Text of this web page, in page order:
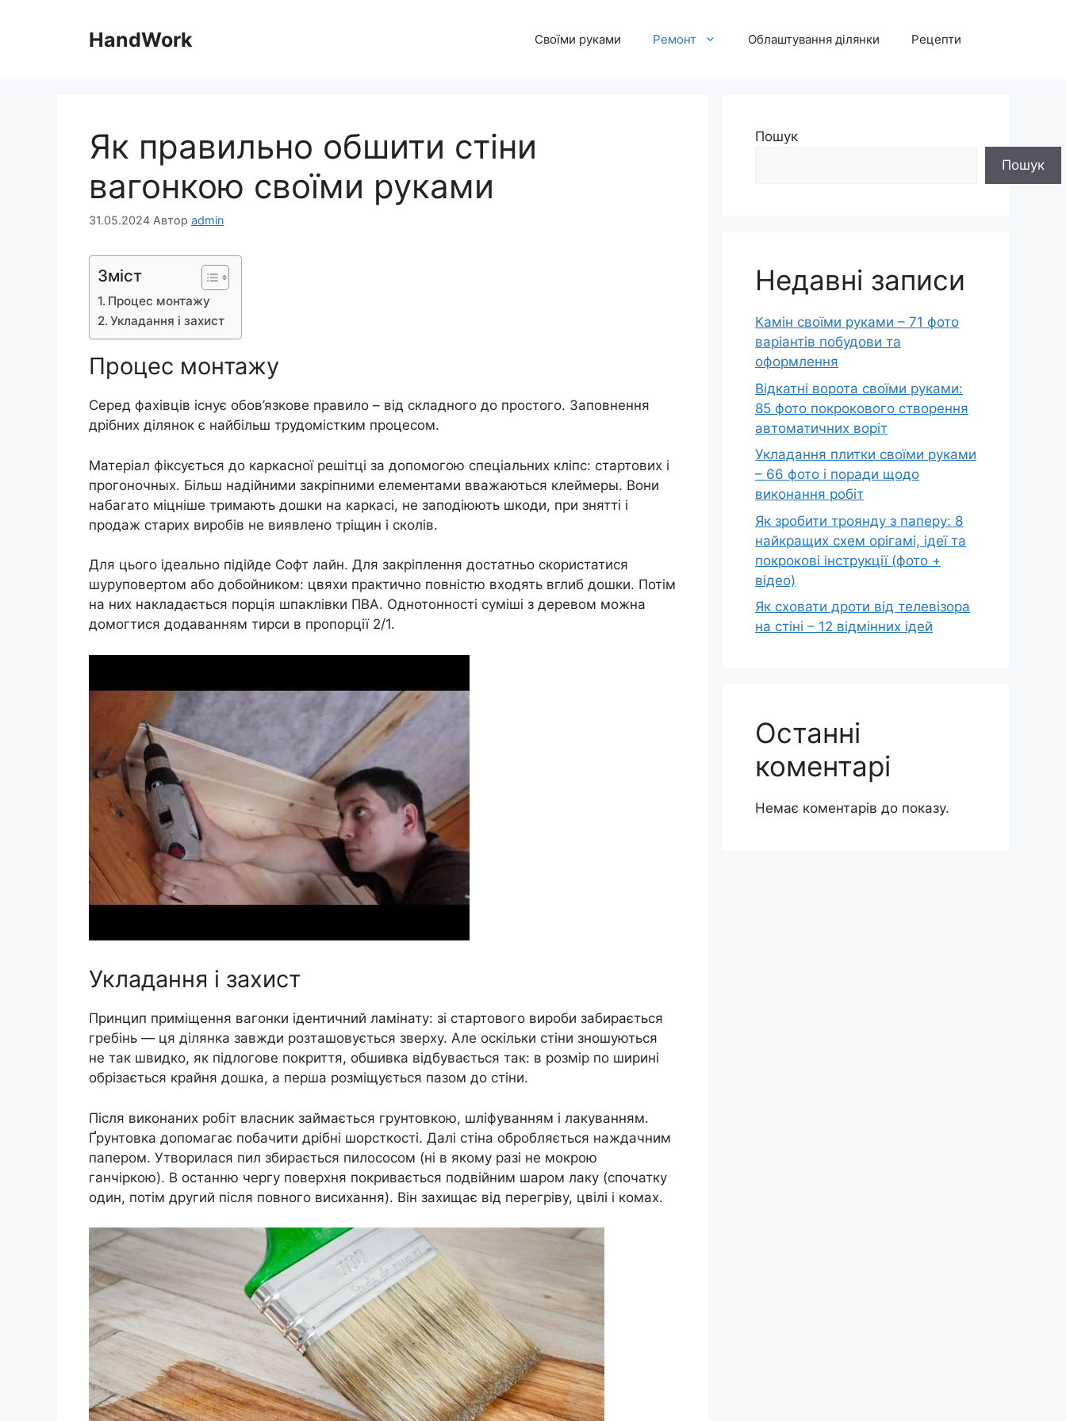
HandWork Своїми руками Ремонт Облаштування ділянки Рецепти
Як правильно обшити стіни
вагонкою своїми руками
31.05.2024 Автор admin
Зміст
Процес монтажу
Укладання і захист
Процес монтажу
Серед фахівців існує обов’язкове правило – від складного до простого. Заповнення
дрібних ділянок є найбільш трудомістким процесом.
Матеріал фіксується до каркасної решітці за допомогою спеціальних кліпс: стартових і
прогоночных. Більш надійними закріпними елементами вважаються клеймеры. Вони
набагато міцніше тримають дошки на каркасі, не заподіюють шкоди, при знятті і
продаж старих виробів не виявлено тріщин і сколів.
Для цього ідеально підійде Софт лайн. Для закріплення достатньо скористатися
шуруповертом або добойником: цвяхи практично повністю входять вглиб дошки. Потім
на них накладається порція шпаклівки ПВА. Однотонності суміші з деревом можна
домогтися додаванням тирси в пропорції 2/1.
Укладання і захист
Принцип приміщення вагонки ідентичний ламінату: зі стартового вироби забирається
гребінь — ця ділянка завжди розташовується зверху. Але оскільки стіни зношуються
не так швидко, як підлогове покриття, обшивка відбувається так: в розмір по ширині
обрізається крайня дошка, а перша розміщується пазом до стіни.
Після виконаних робіт власник займається грунтовкою, шліфуванням і лакуванням.
Ґрунтовка допомагає побачити дрібні шорсткості. Далі стіна обробляється наждачним
папером. Утворилася пил збирається пилососом (ні в якому разі не мокрою
ганчіркою). В останню чергу поверхня покривається подвійним шаром лаку (спочатку
один, потім другий після повного висихання). Він захищає від перегріву, цвілі і комах.
Пошук
Пошук
Недавні записи
Камін своїми руками – 71 фото
варіантів побудови та
оформлення
Відкатні ворота своїми руками:
85 фото покрокового створення
автоматичних воріт
Укладання плитки своїми руками
– 66 фото і поради щодо
виконання робіт
Як зробити троянду з паперу: 8
найкращих схем орігамі, ідеї та
покрокові інструкції (фото +
відео)
Як сховати дроти від телевізора
на стіні – 12 відмінних ідей
Останні
коментарі
Немає коментарів до показу.